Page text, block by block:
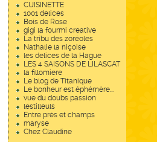
CUISINETTE
1001 delices
Bois de Rose
gigi la fourmi creative
La tribu des zoréoles
Nathalie la niçoise
les delices de la Hague
LES 4 SAISONS DE LILASCAT
la fillomiere
Le blog de Titanique
Le bonheur est éphémère...
vue du doubs passion
lestilleuls
Entre prés et champs
maryse
Chez Claudine